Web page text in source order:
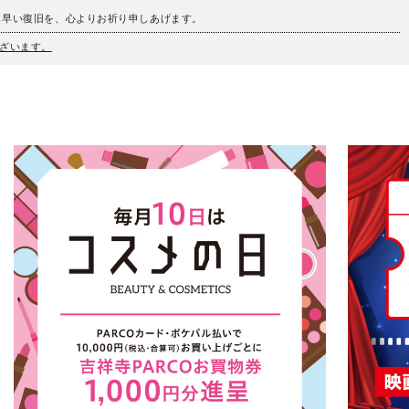
い復旧を、心よりお祈り申しあげます。
います。